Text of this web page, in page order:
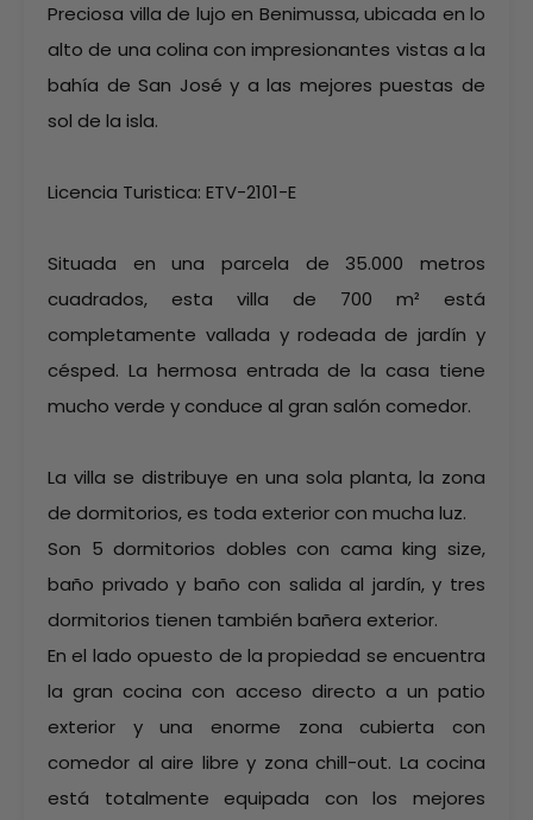
Preciosa villa de lujo en Benimussa, ubicada en lo
alto de una colina con impresionantes vistas a la
bahía de San José y a las mejores puestas de
sol de la isla.
Licencia Turistica: ETV-2101-E
Situada en una parcela de 35.000 metros
cuadrados, esta villa de 700 m² está
completamente vallada y rodeada de jardín y
césped. La hermosa entrada de la casa tiene
mucho verde y conduce al gran salón comedor.
La villa se distribuye en una sola planta, la zona
de dormitorios, es toda exterior con mucha luz.
Son 5 dormitorios dobles con cama king size,
baño privado y baño con salida al jardín, y tres
dormitorios tienen también bañera exterior.
En el lado opuesto de la propiedad se encuentra
la gran cocina con acceso directo a un patio
exterior y una enorme zona cubierta con
comedor al aire libre y zona chill-out. La cocina
está totalmente equipada con los mejores